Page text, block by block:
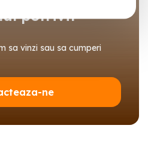
potrivit
sa vinzi sau sa cumperi
ne